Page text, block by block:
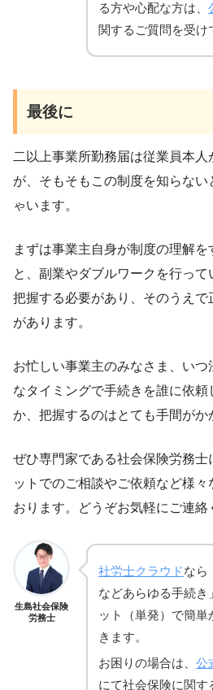
る方や心配な方は、
関するご質問を受け
最後に
二以上事業所勤務届は従業員本
が、そもそもこの制度を知らな
ゃいます。
まずは事業主自身が制度の理解を
と、副業やダブルワークを行っ
把握する必要があり、そのうえ
があります。
お忙しい事業主のみなさま、い
なタイミングで手続きを誰に依
か、把握するのはとても手間がか
ぜひ専門家である社会保険労務
ットでのご相談やご依頼など様
おります。どうぞお気軽にご連絡
生島社会保険
労務士
社労士クラウドなら
などあらゆる手続き
ット（単発）で簡
きます。
お困りの場合は、 公
にて社会保険に関